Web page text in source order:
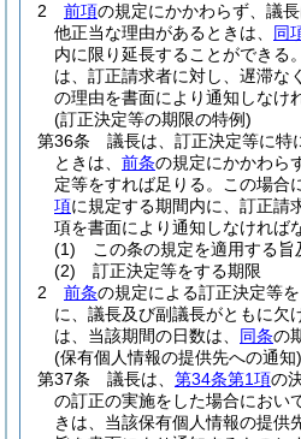
2
前項の規定にかかわらず、議
他正当な理由があるときは、 同
内に限り延長することができる。
は、訂正請求者に対し、遅滞な
の理由を書面により通知しなけ
(訂正決定等の期限の特例)
第36条
議長は、訂正決定等に特
ときは、 前条の規定にかかわら
定等をすれば足りる。
この場合
項に規定する期間内に、訂正請
項を書面により通知しなければ
(1)
この条の規定を適用する旨
(2)
訂正決定等をする期限
2
前条の規定による訂正決定等
に、議長及び副議長がともに欠
は、当該期間の日数は、 同条の
(保有個人情報の提供先への通知)
第37条
議長は、 第34条第1項の
の訂正の実施をした場合におい
きは、当該保有個人情報の提供